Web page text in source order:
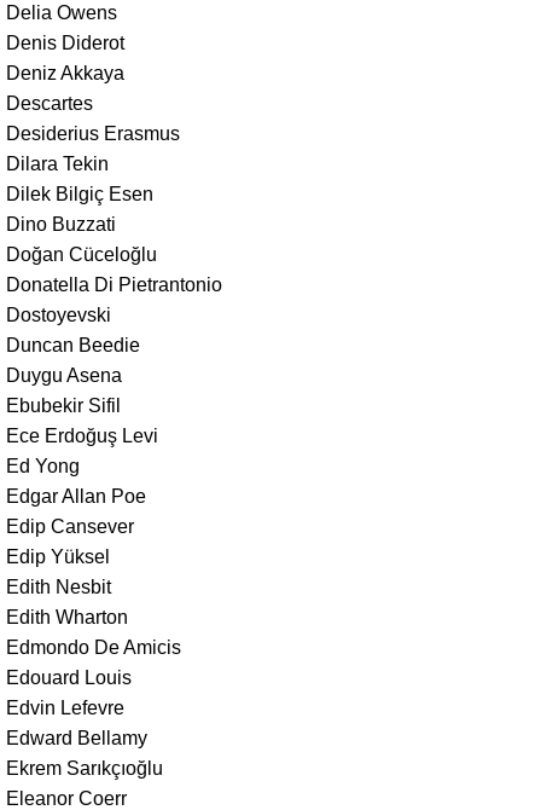
Delia Owens
Denis Diderot
Deniz Akkaya
Descartes
Desiderius Erasmus
Dilara Tekin
Dilek Bilgiç Esen
Dino Buzzati
Doğan Cüceloğlu
Donatella Di Pietrantonio
Dostoyevski
Duncan Beedie
Duygu Asena
Ebubekir Sifil
Ece Erdoğuş Levi
Ed Yong
Edgar Allan Poe
Edip Cansever
Edip Yüksel
Edith Nesbit
Edith Wharton
Edmondo De Amicis
Edouard Louis
Edvin Lefevre
Edward Bellamy
Ekrem Sarıkçıoğlu
Eleanor Coerr